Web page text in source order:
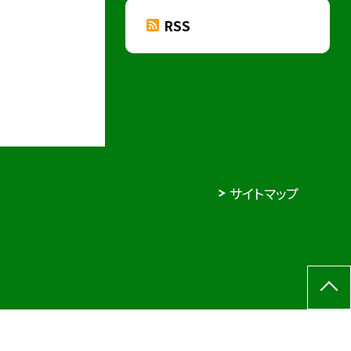
RSS
サイトマップ